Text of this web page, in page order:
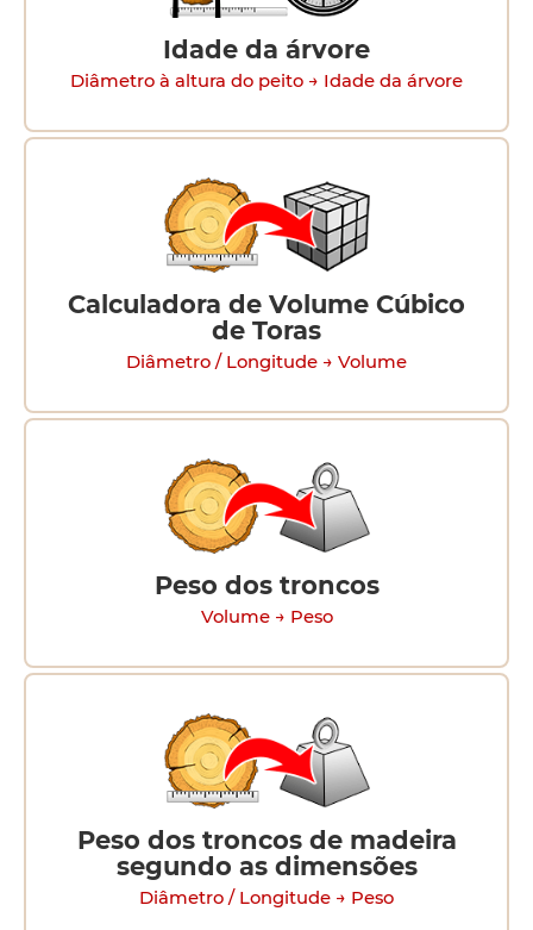
Idade da árvore
Diâmetro à altura do peito → Idade da árvore
Calculadora de Volume Cúbico
de Toras
Diâmetro / Longitude → Volume
Peso dos troncos
Volume → Peso
Peso dos troncos de madeira
segundo as dimensões
Diâmetro / Longitude → Peso